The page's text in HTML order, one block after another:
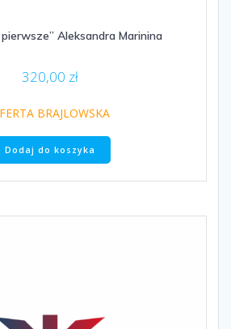
Aleksandra Marinina
320,00 zł
BRAJLOWSKA
Dodaj do koszyka